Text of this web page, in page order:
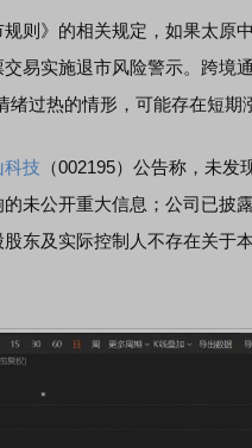
》的相关规定，如果太原中
交易实施退市风险警示。跨境
绪过热的情形，可能存在短期
科技 （002195）公告称，未
未公开重大信息；公司已披
东及实际控制人不存在关于